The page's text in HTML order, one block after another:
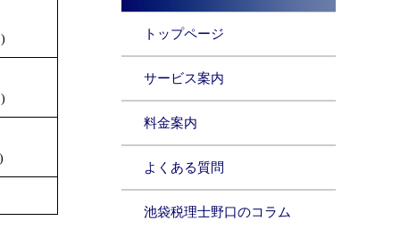
トップページ
サービス案内
料金案内
よくある質問
池袋税理士野口のコラム